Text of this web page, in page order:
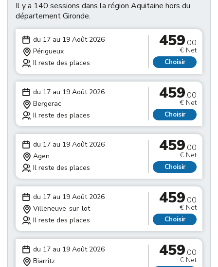
Il y a 140 sessions dans la région Aquitaine hors du
département Gironde.
du 17 au 19 Août 2026
Périgueux
Il reste des places
459.00
€ Net
Choisir
du 17 au 19 Août 2026
Bergerac
Il reste des places
459.00
€ Net
Choisir
du 17 au 19 Août 2026
Agen
Il reste des places
459.00
€ Net
Choisir
du 17 au 19 Août 2026
Villeneuve-sur-lot
Il reste des places
459.00
€ Net
Choisir
du 17 au 19 Août 2026
Biarritz
459.00
€ Net